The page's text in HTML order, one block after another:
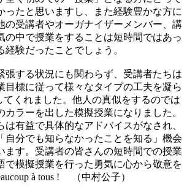
ったと思いますし、また経験豊かな方に
の受講者やオーガナイザーメンバー、講
の中で授業をすることは短時間ではあっ
験だったことでしょう。
する状況にも関わらず、受講者たちは
目標に従って様々なタイプの工夫を凝ら
てくれました。他人の真似をするのでは
カラーを出した模擬授業になりました。
は有益で具体的なアドバイスがなされ、
自分でも知らなかったことを知る」機会
ます。受講者の皆さんの短時間での授業
で模擬授業を行った勇気に心から敬意を
à tous ! （中村公子）